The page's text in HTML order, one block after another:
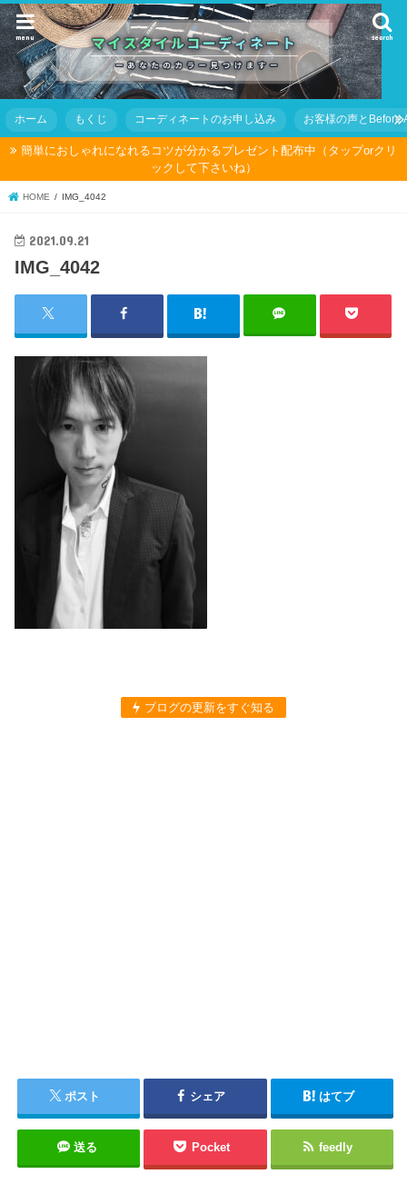
search
menu
ホーム もくじ コーディネートのお申し込み お客様の声とBefore
簡単におしゃれになれるコツが分かるプレゼント配布中（タップorクリ
ックして下さいね）
HOME IMG_4042
2021.09.21
IMG_4042
ブログの更新をすぐ知る
ポスト シェア はてブ
送る Pocket feedly